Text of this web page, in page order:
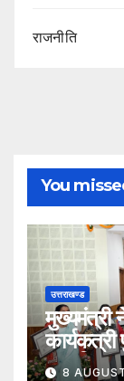
राजनीति
You
उत्तराखण्ड
मुख्यमंत्री
सम्मानित
8